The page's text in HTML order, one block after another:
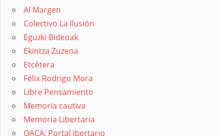
Al Margen
Colectivo La Ilusión
Eguzki Bideoak
Ekintza Zuzena
Etcétera
Félix Rodrigo Mora
Libre Pensamiento
Memoria cautiva
Memoria Libertaria
OACA: Portal ibertario